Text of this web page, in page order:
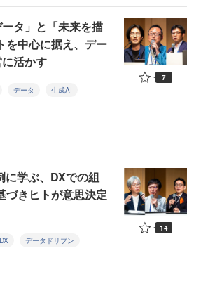
ータ」と「未来を描
を中心に据え、デー
活かす
データ 生成AI
7
学ぶ、DXでの組
きヒトが意思決定
DX データドリブン
14